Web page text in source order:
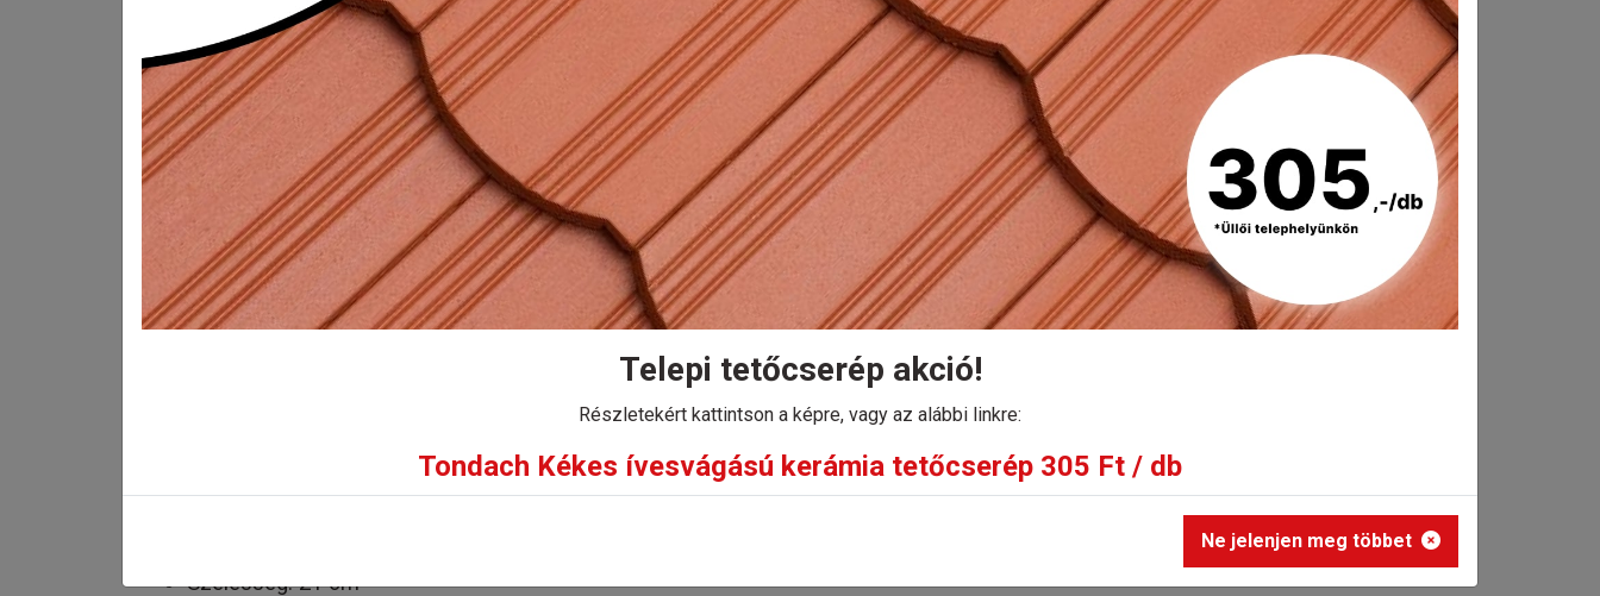
Klasszikus forma, letisztult vonalak, egyszerűség, és mindez rendkívül gazdaságosan. A műemléki épületek
felújításakor gyakran felmerülő elvárás a Táska fedéskép reprodukálása gazdaságosan, alacsony súlyterhelés
mellett. A Tondach Pilis egyenesvágású alapcserép fejlesztésével sikerült ezt az elvárást teljesíteni.
Bruttó eladási ár:
20 997Ft/db-tól Kosárba
Műszaki adatok:
Szélesség: 21 cm
Telepi tetőcserép akció!
Részletekért kattintson a képre, vagy az alábbi linkre:
Tondach Kékes ívesvágású kerámia tetőcserép 305 Ft / db
Ne jelenjen meg többet